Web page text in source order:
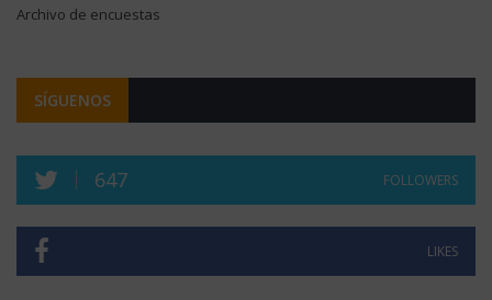
Archivo de encuestas
SÍGUENOS
647 FOLLOWERS
LIKES